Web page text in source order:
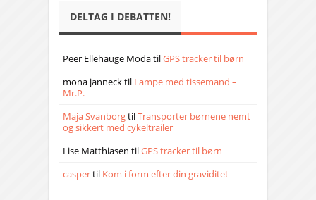
DELTAG I DEBATTEN!
Peer Ellehauge ModatilGPS tracker til børn
mona jannecktil Lampe med tissemand –
Mr.P.
Maja SvanborgtilTransporter børnene nemt
og sikkert med cykeltrailer
Lise Matthiasen tilGPS tracker til børn
caspertil Kom i form efter din graviditet